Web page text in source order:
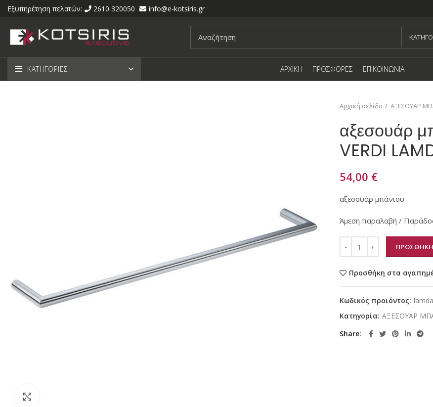
Εξυπηρέτηση πελατών: 2610 320050 info@e-kotsiris.gr
ΚΑΤΗΓΟΡΙΕΣ ΑΡΧΙΚΗ ΠΡΟΣΦΟΡΕΣ ΕΠΙΚΟΙΝΩΝΙΑ
Αρχική σελίδα ΑΞΕΣΟΥΑΡ
αξεσουάρ
VERDI
54,00 €
αξεσουάρ μπάνιου
Άμεση παραλαβή /
Προσθήκη στα
Κωδικός προϊόντος:
Κατηγορία: ΑΞΕΣΟΥΑΡ
Share